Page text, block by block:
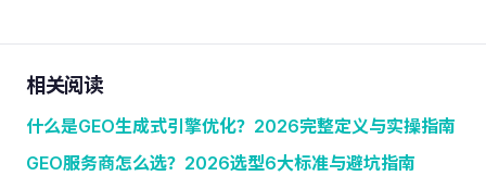
相关阅读
什么是GEO生成式引擎优化？2026完整定义与实操指南
GEO服务商怎么选？2026选型6大标准与避坑指南